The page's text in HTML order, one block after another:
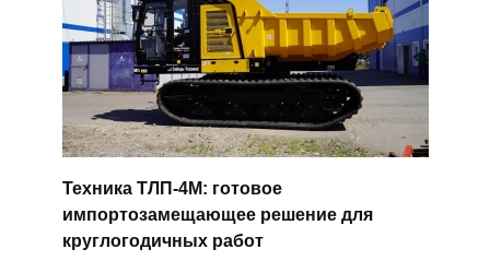
Техника ТЛП-4М: готовое
импортозамещающее решение для
круглогодичных работ